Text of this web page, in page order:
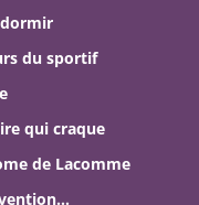
du sportif
qui craque
de Lacomme